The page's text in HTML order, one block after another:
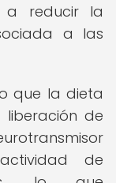
a reducir la
a las
que la dieta
liberación de
de